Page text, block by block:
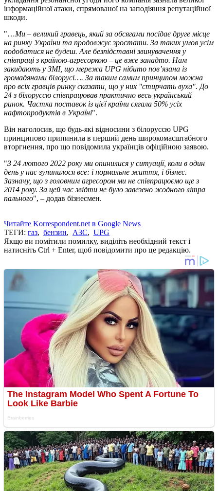
інформаційної атаки, спрямованої на заподіяння репутаційної
шкоди.
"…Ми – великий гравець, який за обсягами посідає друге місце
на ринку України та продовжує зростати. За таких умов усім
подобатися не будеш. Але безпідставні звинувачення у
співпраці з країною-агресоркою – це вже занадто. Нам
закидають у ЗМІ, що мережа UPG нібито пов’язана із
громадянами білорусі…. За таким самим принципом можна
про всіх гравців ринку сказати, що у них "стирчать вуха". До
24 з білоруссю співпрацював практично весь український
ринок. Частка поставок із цієї країни сягала 50% усіх
нафтопродуктів в Україні".
Він наголосив, що будь-які відносини з білоруссю UPG
принципово припинила в перший день широкомасштабного
вторгнення, про що повідомила українців офіційною заявою.
"З 24 лютого 2022 року ми опинилися у ситуації, коли в один
день у нас зупинилося все: і нормальне життя, і бізнес.
Зазначу, що з головним агресором ми не співпрацюємо ще з
2014 року. За цей час звідти не було завезено жодного літра
пального", – додав бізнесмен.
Читайте Korrespondent.net в Google News
ТЕГИ: газ, бензин, АЗС, UPG
Якщо ви помітили помилку, виділіть необхідний текст і
натисніть Ctrl + Enter, щоб повідомити про це редакцію.